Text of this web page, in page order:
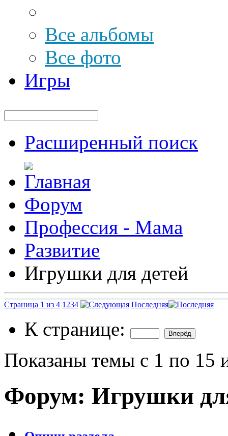
Все альбомы
Все фото
Игры
Расширенный поиск
Форум
Профессия - Мама
Развитие
Игрушки для детей
Страница 1 из 4 1 234 Последняя
К странице:
Показаны темы с 1 по 15
Форум: Игрушки